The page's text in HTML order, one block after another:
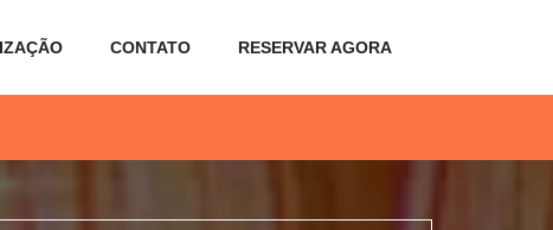
CONTATO RESERVAR AGORA